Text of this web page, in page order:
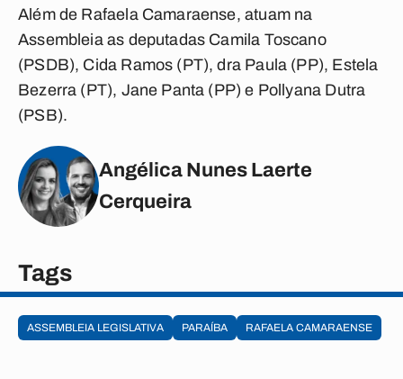
Além de Rafaela Camaraense, atuam na
Assembleia as deputadas Camila Toscano
(PSDB), Cida Ramos (PT), dra Paula (PP), Estela
Bezerra (PT), Jane Panta (PP) e Pollyana Dutra
(PSB).
Angélica Nunes Laerte
Cerqueira
Tags
ASSEMBLEIA LEGISLATIVA PARAÍBA RAFAELA CAMARAENSE